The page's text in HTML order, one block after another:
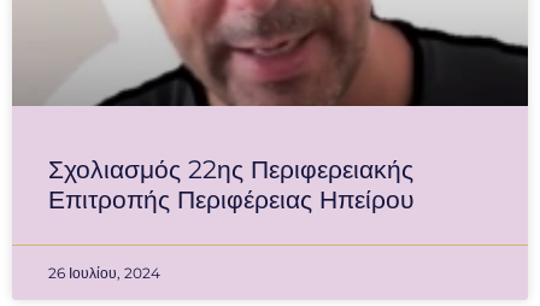
Σχολιασμός 22ης Περιφερειακής
Επιτροπής Περιφέρειας Ηπείρου
26 Ιουλίου, 2024